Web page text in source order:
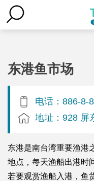
东港鱼市场
电话：886-8-
地址：928 屏
东港是南台湾重要渔港
地点，每天渔船出港时
若要观赏渔船入港，鱼